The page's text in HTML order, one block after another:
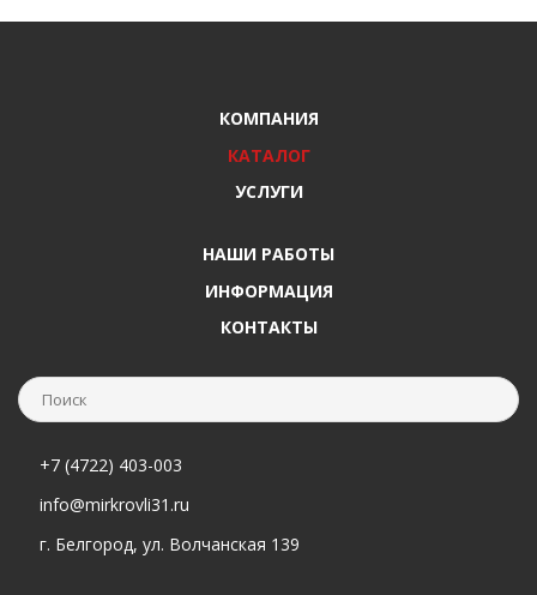
КОМПАНИЯ
КАТАЛОГ
УСЛУГИ
НАШИ РАБОТЫ
ИНФОРМАЦИЯ
КОНТАКТЫ
+7 (4722) 403-003
info@mirkrovli31.ru
г. Белгород, ул. Волчанская 139